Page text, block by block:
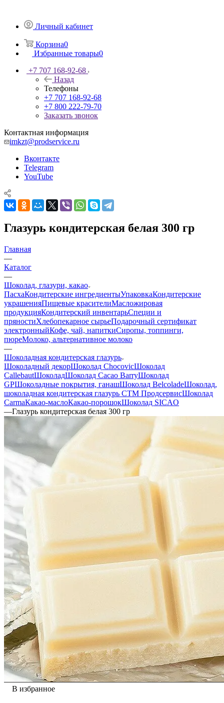
Личный кабинет
Корзина0
Избранные товары0
+7 707 168-92-68
Назад
Телефоны
+7 707 168-92-68
+7 800 222-79-70
Заказать звонок
Контактная информация
imkzt@prodservice.ru
Вконтакте
Telegram
YouTube
Глазурь кондитерская белая 300 гр
Главная
—
Каталог
—
Шоколад, глазури, какао
ПасхаКондитерские ингредиентыУпаковкаКондитерские
украшенияПищевые красителиМасложировая
продукцияКондитерский инвентарьСпеции и
пряностиХлебопекарное сырьеПодарочный сертификат
электронныйКофе, чай, напиткиСиропы, топпинги,
пюреМолоко, альтернативное молоко
—
Шоколадная кондитерская глазурь
Шоколадный декорШоколад ChocovicШоколад
CallebautШоколадШоколад Cacao BarryШоколад
GPШоколадные покрытия, ганашШоколад BelcoladeШоколад,
шоколадная кондитерская глазурь СТМ ПродсервисШоколад
CarmaКакао-маслоКакао-порошокШоколад SICAO
—Глазурь кондитерская белая 300 гр
В избранное